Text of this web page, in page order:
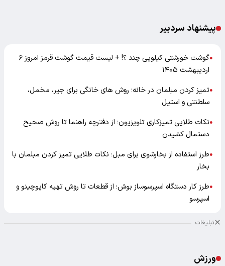
پیشنهاد سردبیر
●
گوشت خورشتی کیلویی چند ؟! + لیست قیمت گوشت قرمز امروز ۶
اردیبهشت ۱۴۰۵
●تمیز کردن مبلمان در خانه؛ روش های خانگی برای جیر، مخمل،
سلطنتی و استیل
●نکات طلایی تمیزکاری تلویزیون؛ از دفترچه راهنما تا روش صحیح
دستمال کشیدن
●طرز استفاده از بخارشوی برای مبل؛ نکات طلایی تمیز کردن مبلمان با
بخار
●طرز کار دستگاه اسپرسوساز بوش؛ از قطعات تا روش تهیه کاپوچینو و
اسپرسو
تبلیغات
ورزش